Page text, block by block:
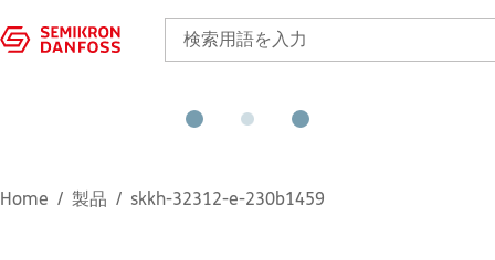
Home 製品 skkh-32312-e-230b1459